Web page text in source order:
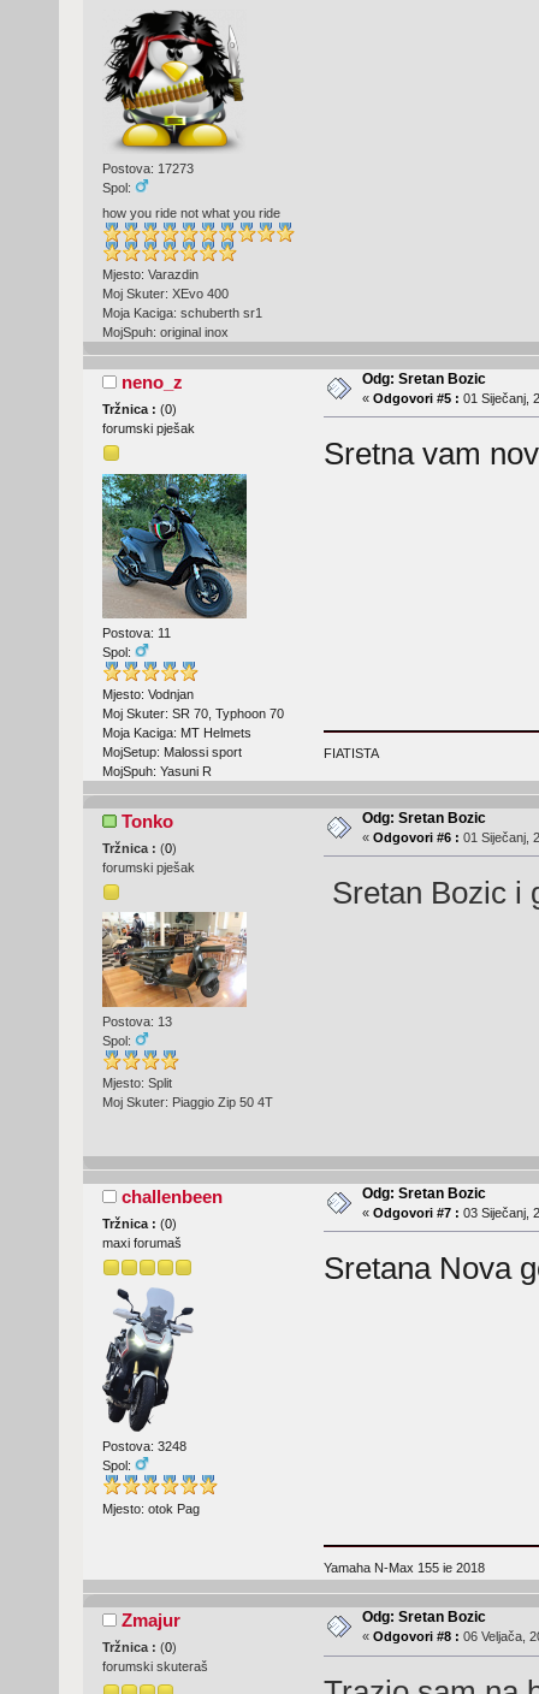
Postova: 17273
Spol:
how you ride not what you ride
Mjesto: Varazdin
Moj Skuter: XEvo 400
Moja Kaciga: schuberth sr1
MojSpuh: original inox
neno_z
Tržnica : (0)
forumski pješak
Postova: 11
Spol:
Mjesto: Vodnjan
Moj Skuter: SR 70, Typhoon 70
Moja Kaciga: MT Helmets
MojSetup: Malossi sport
MojSpuh: Yasuni R
Odg: Sretan Bozic
« Odgovori #5 : 01 Siječanj,
Sretna vam
FIATISTA
Tonko
Tržnica : (0)
forumski pješak
Postova: 13
Spol:
Mjesto: Split
Moj Skuter: Piaggio Zip 50 4T
Odg: Sretan Bozic
« Odgovori #6 : 01 Siječanj,
Sretan Bozic i
challenbeen
Tržnica : (0)
maxi forumaš
Postova: 3248
Spol:
Mjesto: otok Pag
Odg: Sretan Bozic
« Odgovori #7 : 03 Siječanj,
Sretana Nova
Yamaha N-Max 155 ie 2018
Zmajur
Tržnica : (0)
forumski skuteraš
Odg: Sretan Bozic
« Odgovori #8 : 06 Veljača,